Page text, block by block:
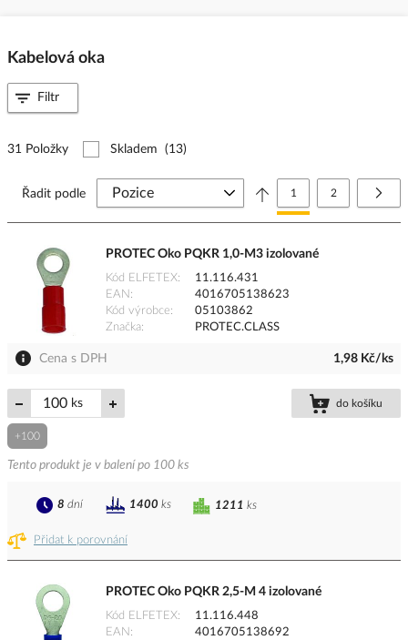
Kabelová oka
31 Položky Skladem (13)
Stránka
Právě si prohlížíte
1 Stránka
2
Řadit podle
PROTEC Oko PQKR 1,0-M3 izolované
Kód ELFETEX
11.116.431
EAN
4016705138623
Kód výrobce
05103862
Značka
PROTEC.CLASS
Cena s DPH 1,98 Kč/ks
ks do košíku
+100
Tento produkt je v balení po 100 ks
Přidat k porovnání
1211 ks
8 dní 1400 ks
PROTEC Oko PQKR 2,5-M 4 izolované
Kód ELFETEX
11.116.448
EAN
4016705138692
Filtr